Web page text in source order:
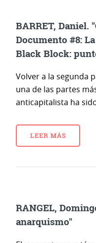
BARRET, Daniel.
Documento #8:
Black Block:
Volver a la segunda
una de las partes
anticapitalista ha
LEER MÁS
RANGEL,
anarquismo"